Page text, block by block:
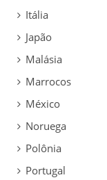
Itália
Japão
Malásia
Marrocos
México
Noruega
Polônia
Portugal